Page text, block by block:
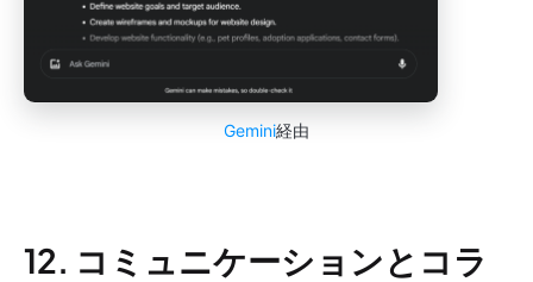
Gemini経由
12. コミュニケーションとコラ